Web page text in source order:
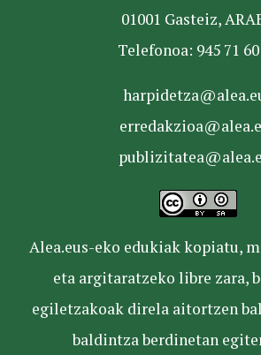
01001 Gasteiz,
Telefonoa: 945 71
Alea.eus-eko edukiak kopiatu,
eta argitaratzeko libre zara,
egiletzakoak direla aitortzen
baldintza berdinetan